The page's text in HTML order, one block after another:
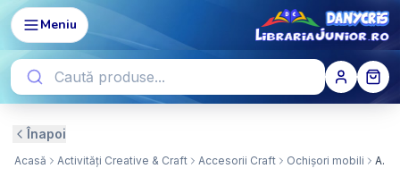
Meniu
Înapoi
Acasă Activități Creative & Craft Accesorii Craft Ochișori mobili Accesorii craft - Ochi Mobili AD006